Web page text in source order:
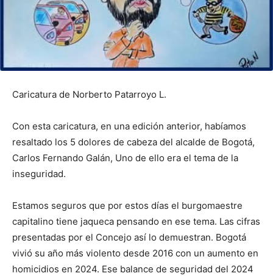
Caricatura de Norberto Patarroyo L.
Con esta caricatura, en una edición anterior, habíamos
resaltado los 5 dolores de cabeza del alcalde de Bogotá,
Carlos Fernando Galán, Uno de ello era el tema de la
inseguridad.
Estamos seguros que por estos días el burgomaestre
capitalino tiene jaqueca pensando en ese tema. Las cifras
presentadas por el Concejo así lo demuestran. Bogotá
vivió su año más violento desde 2016 con un aumento en
homicidios en 2024. Ese balance de seguridad del 2024